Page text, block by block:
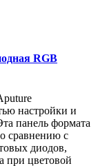
RGB
настройки и
панель формата
сравнению с
диодов,
при цветовой